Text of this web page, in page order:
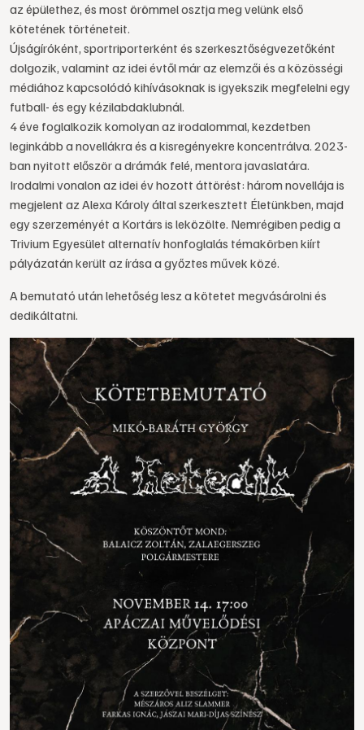
az épülethez, és most örömmel osztja meg velünk első
kötetének történeteit.
Újságíróként, sportriporterként és szerkesztőségvezetőként
dolgozik, valamint az idei évtől már az elemzői és a közösségi
médiához kapcsolódó kihívásoknak is igyekszik megfelelni egy
futball- és egy kézilabdaklubnál.
4 éve foglalkozik komolyan az irodalommal, kezdetben
leginkább a novellákra és a kisregényekre koncentrálva. 2023-
ban nyitott először a drámák felé, mentora javaslatára.
Irodalmi vonalon az idei év hozott áttörést: három novellája is
megjelent az Alexa Károly által szerkesztett Életünkben, majd
egy szerzeményét a Kortárs is leközölte. Nemrégiben pedig a
Trivium Egyesület alternatív honfoglalás témakörben kiírt
pályázatán került az írása a győztes művek közé.
A bemutató után lehetőség lesz a kötetet megvásárolni és
dedikáltatni.